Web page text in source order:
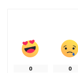
0 0